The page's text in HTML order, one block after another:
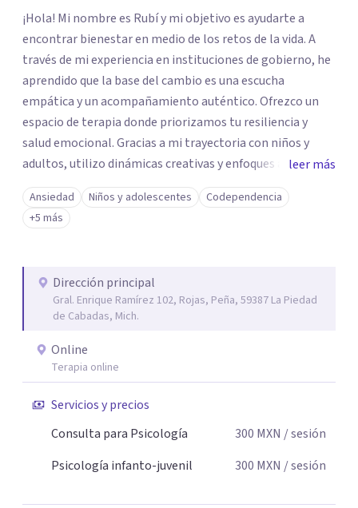
¡Hola! Mi nombre es Rubí y mi objetivo es ayudarte a
encontrar bienestar en medio de los retos de la vida. A
través de mi experiencia en instituciones de gobierno, he
aprendido que la base del cambio es una escucha
empática y un acompañamiento auténtico. ​Ofrezco un
espacio de terapia donde priorizamos tu resiliencia y
salud emocional. Gracias a mi trayectoria con niños y
adultos, utilizo dinámicas creativas y enfoques adaptados
a tus necesidades específicas. Estoy aquí para escucharte
y brindarte las herramientas necesarias para fortalecer
tu paz mental.
leer más
Ansiedad Niños y adolescentes
Codependencia
+5 más
Dirección principal
Gral. Enrique Ramírez 102, Rojas, Peña, 59387 La Piedad
de Cabadas, Mich.
Online
Terapia online
Servicios y precios
Consulta para Psicología
300 MXN / sesión
Psicología infanto-juvenil
300 MXN / sesión